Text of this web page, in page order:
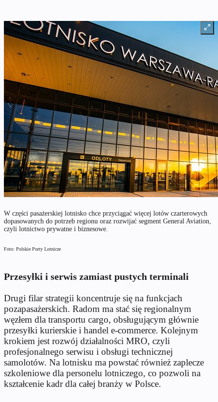
W części pasażerskiej lotnisko chce przyciągać więcej lotów czarterowych
dopasowanych do potrzeb regionu oraz rozwijać segment General Aviation,
czyli lotnictwo prywatne i biznesowe.
Foto: Polskie Porty Lotnicze
Przesyłki i serwis zamiast pustych terminali
Drugi filar strategii koncentruje się na funkcjach
pozapasażerskich. Radom ma stać się regionalnym
węzłem dla transportu cargo, obsługującym głównie
przesyłki kurierskie i handel e-commerce. Kolejnym
krokiem jest rozwój działalności MRO, czyli
profesjonalnego serwisu i obsługi technicznej
samolotów. Na lotnisku ma powstać również zaplecze
szkoleniowe dla personelu lotniczego, co pozwoli na
kształcenie kadr dla całej branży w Polsce.